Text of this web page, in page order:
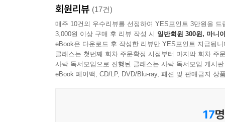
회원리뷰 (17건)
매주 10건의 우수리뷰를 선정하여 YES포인트 3만원을 드
3,000원 이상 구매 후 리뷰 작성 시 일반회원 300원, 마니
eBook은 다운로드 후 작성한 리뷰만 YES포인트 지급됩니
클래스는 첫번째 회차 주문확정 시점부터 마지막 회차 주
사락 독서모임으로 진행된 클래스는 사락 독서모임 게시
eBook 페이백, CD/LP, DVD/Blu-ray, 패션 및 판매금지 상
17